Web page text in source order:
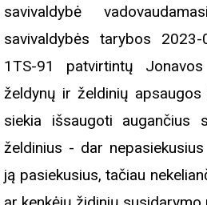
savivaldybė
savivaldybės tarybos
1TS-91 patvirtintų
želdynų ir želdinių
siekia išsaugoti augančius
želdinius - dar
ją pasiekusius, tačiau